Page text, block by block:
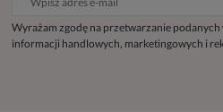
Wyrażam zgodę na przetwarzanie
informacji handlowych, marketingowych i